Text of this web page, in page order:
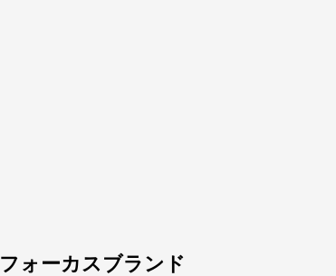
フォーカスブランド